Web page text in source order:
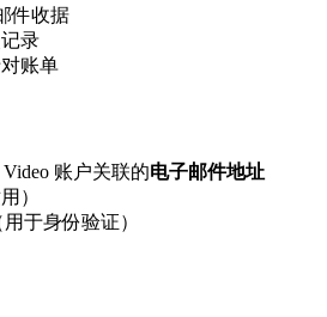
件收据
录
账单
账户关联的电子邮件地址
）
用于身份验证）